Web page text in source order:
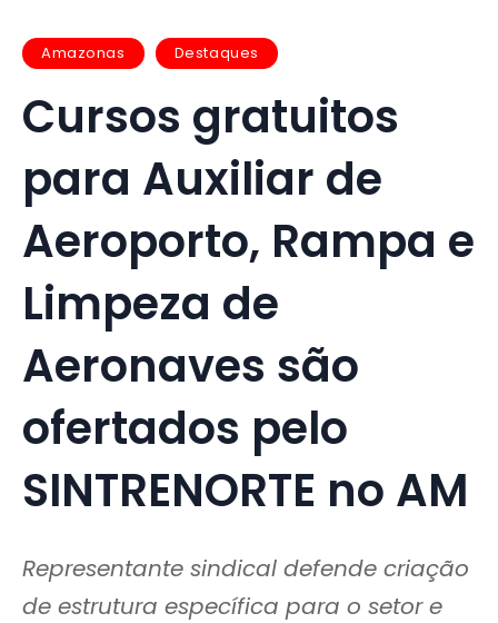
Amazonas Destaques
Cursos gratuitos
para Auxiliar de
Aeroporto, Rampa e
Limpeza de
Aeronaves são
ofertados pelo
SINTRENORTE no AM
Representante sindical defende criação
de estrutura específica para o setor e